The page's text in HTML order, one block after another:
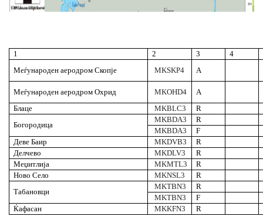
1 2 3
4
Меѓународен аеродром Скопје
MKSKP4 А
Меѓународен аеродром Охрид MKOHD4
А
Блаце
MKBLC3
R
Богородица
MKBDA3
R
MKBDA3
F
Деве Баир
MKDVB3
R
Делчево
MKDLV3
R
Меџитлија
MKMTL3
R
Ново Село
MKNSL3
R
Табановци
MKTBN3
R
MKTBN3
F
Ќафасан
MKKFN3 R